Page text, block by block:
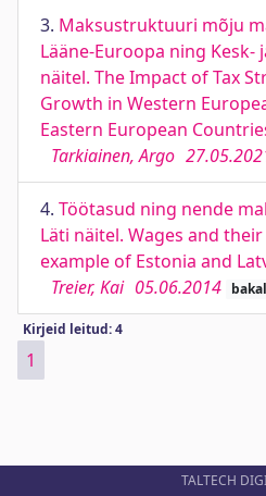
3. Maksustruktuuri mõju
Lääne-Euroopa ning
näitel. The Impact of Tax
Growth in Western
Eastern European
Tarkiainen, Argo
4. Töötasud ning nende
Läti näitel. Wages and
example of Estonia and
Treier, Kai 05.06.2014
Kirjeid leitud: 4
1
TALTECH